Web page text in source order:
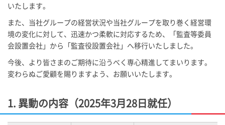
いたします。
また、当社グループの経営状況や当社グループを取り巻く経営環
境の変化に対して、迅速かつ柔軟に対応するため、「監査等委員
会設置会社」から「監査役設置会社」へ移行いたしました。
今後、より皆さまのご期待に沿うべく専心精進してまいります。
変わらぬご愛顧を賜りますよう、お願いいたします。
1. 異動の内容（2025年3月28日就任）